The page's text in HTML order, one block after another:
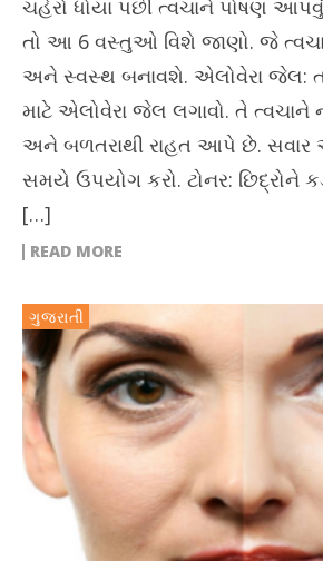
ચહેરો ધોયા પછી ત્વચાને પોષણ
તો આ 6 વસ્તુઓ વિશે જાણો. જે
અને સ્વસ્થ બનાવશે. એલોવેરા જેલ:
માટે એલોવેરા જેલ લગાવો. તે
અને બળતરાથી રાહત આપે છે. સવાર
સમયે ઉપયોગ કરો. ટોનર: છિદ્રોને
[…]
READ MORE
ગુજરાતી